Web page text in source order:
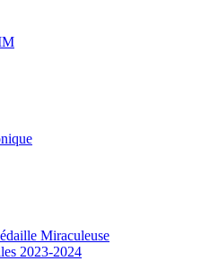
Miraculeuse
2023-2024